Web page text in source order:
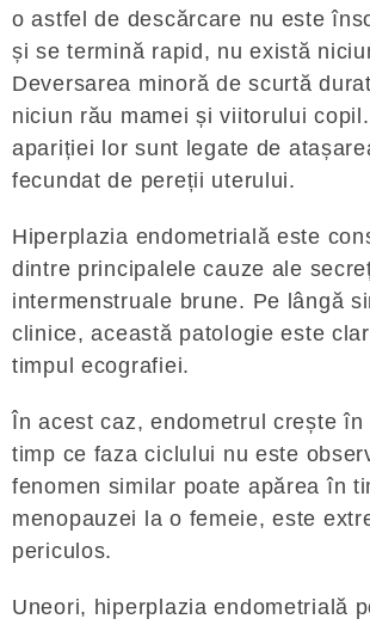
o astfel de descărcare nu este
și se termină rapid, nu există
Deversarea minoră de scurtă
niciun rău mamei și viitorului
apariției lor sunt legate de
fecundat de pereții uterului.
Hiperplazia endometrială este
dintre principalele cauze ale
intermenstruale brune. Pe lângă
clinice, această patologie este
timpul ecografiei.
În acest caz, endometrul crește
timp ce faza ciclului nu este
fenomen similar poate apărea în
menopauzei la o femeie, este
periculos.
Uneori, hiperplazia endometrială